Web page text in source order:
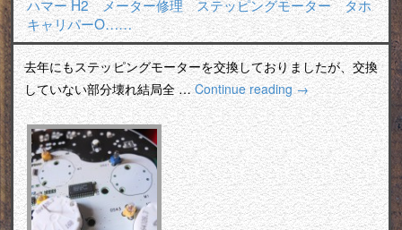
ハマー H2 メーター修理 ステッピングモーター タホ
キャリパーO……
去年にもステッピングモーターを交換しておりましたが、交換
していない部分壊れ結局全 …Continue reading→